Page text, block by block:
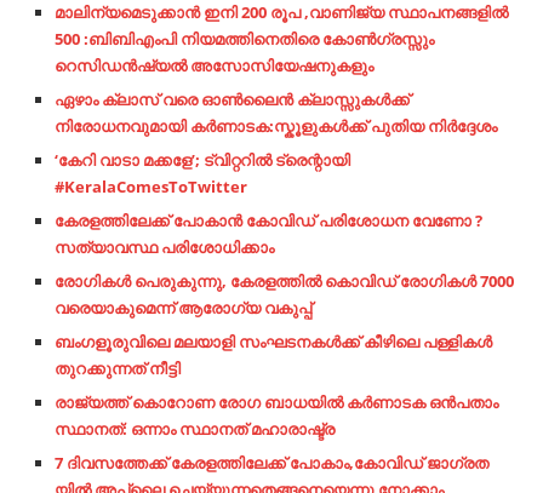
മാലിന്യമെടുക്കാൻ ഇനി 200 രൂപ ,വാണിജ്യ സ്ഥാപനങ്ങളിൽ
500 :ബിബിഎംപി നിയമത്തിനെതിരെ കോൺഗ്രസ്സും
റെസിഡൻഷ്യൽ അസോസിയേഷനുകളും
ഏഴാം ക്ലാസ് വരെ ഓൺലൈൻ ക്ലാസ്സുകൾക്ക്
നിരോധനവുമായി കർണാടക:സ്കൂളുകൾക്ക് പുതിയ നിർദ്ദേശം
‘കേറി വാടാ മക്കളേ’; ട്വിറ്ററില്‍ ട്രെന്റായി
#KeralaComesToTwitter
കേരളത്തിലേക്ക് പോകാൻ കോവിഡ് പരിശോധന വേണോ ?
സത്യാവസ്ഥ പരിശോധിക്കാം
രോഗികള്‍ പെരുകുന്നു, കേരളത്തില്‍ കൊവിഡ് രോഗികള്‍ 7000
വരെയാകുമെന്ന് ആരോഗ്യ വകുപ്പ്
ബം​ഗ​ളൂ​രു​വി​ലെ മലയാളി സംഘടനകള്‍ക്ക് കീഴിലെ പള്ളികള്‍
തുറക്കുന്നത് നീട്ടി
രാജ്യത്ത് കൊറോണ രോഗ ബാധയിൽ കർണാടക ഒൻപതാം
സ്ഥാനത്: ഒന്നാം സ്ഥാനത് മഹാരാഷ്ട്ര
7 ദിവസത്തേക്ക് കേരളത്തിലേക്ക് പോകാം,കോവിഡ് ജാഗ്രത